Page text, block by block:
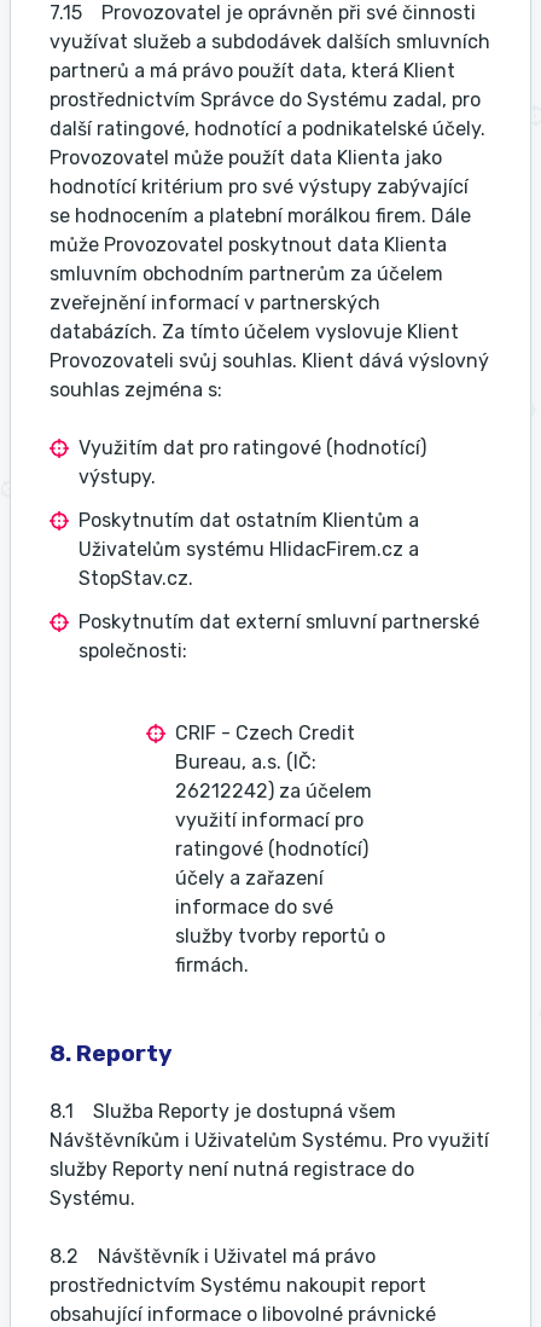
7.15 Provozovatel je oprávněn při své činnosti
využívat služeb a subdodávek dalších smluvních
partnerů a má právo použít data, která Klient
prostřednictvím Správce do Systému zadal, pro
další ratingové, hodnotící a podnikatelské účely.
Provozovatel může použít data Klienta jako
hodnotící kritérium pro své výstupy zabývající
se hodnocením a platební morálkou firem. Dále
může Provozovatel poskytnout data Klienta
smluvním obchodním partnerům za účelem
zveřejnění informací v partnerských
databázích. Za tímto účelem vyslovuje Klient
Provozovateli svůj souhlas. Klient dává výslovný
souhlas zejména s:
Využitím dat pro ratingové (hodnotící)
výstupy.
Poskytnutím dat ostatním Klientům a
Uživatelům systému HlidacFirem.cz a
StopStav.cz.
Poskytnutím dat externí smluvní partnerské
společnosti:
CRIF - Czech Credit
Bureau, a.s. (IČ:
26212242) za účelem
využití informací pro
ratingové (hodnotící)
účely a zařazení
informace do své
služby tvorby reportů o
firmách.
8. Reporty
8.1 Služba Reporty je dostupná všem
Návštěvníkům i Uživatelům Systému. Pro využití
služby Reporty není nutná registrace do
Systému.
8.2 Návštěvník i Uživatel má právo
prostřednictvím Systému nakoupit report
obsahující informace o libovolné právnické